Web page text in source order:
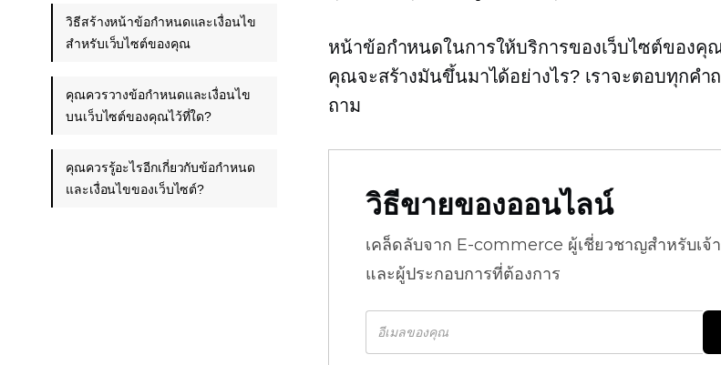
หน้าข้อกำหนดในการให้บริการของเว็บไซต์ของคุ
คุณจะสร้างมันขึ้นมาได้อย่างไร? เราจะตอบทุกค
ถาม
วิธีขายของออนไลน์
เคล็ดลับจาก E-commerce ผู้เชี่ยวชาญสำหรับเจ้
และผู้ประกอบการที่ต้องการ
วิธีสร้างหน้าข้อกำหนดและเงื่อนไข
สำหรับเว็บไซต์ของคุณ
คุณควรวางข้อกำหนดและเงื่อนไข
บนเว็บไซต์ของคุณไว้ที่ใด?
คุณควรรู้อะไรอีกเกี่ยวกับข้อกำหนด
และเงื่อนไขของเว็บไซต์?